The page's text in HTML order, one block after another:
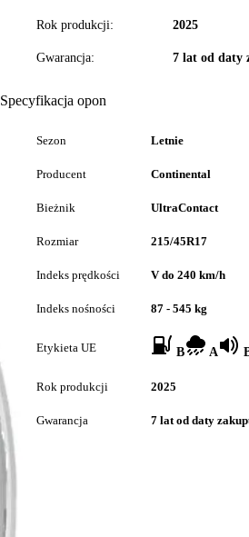
Rok produkcji: 2025
Gwarancja: 7 lat od daty
Specyfikacja opon
Sezon Letnie
Producent Continental
Bieżnik UltraContact
Rozmiar 215/45R17
Indeks prędkości V do 240 km/h
Indeks nośności 87 - 545 kg
Etykieta UE B A
Rok produkcji 2025
Gwarancja 7 lat od daty